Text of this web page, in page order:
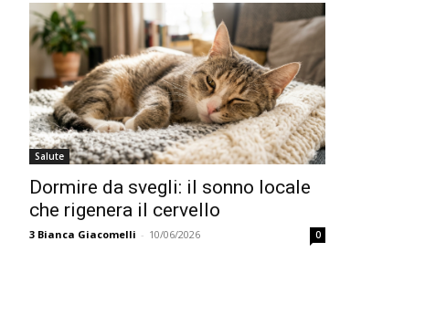
Salute
Dormire da svegli: il sonno locale
che rigenera il cervello
3 Bianca Giacomelli - 10/06/2026 0